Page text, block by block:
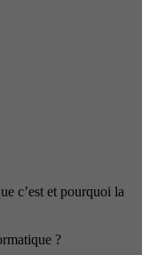
c’est et pourquoi la
?